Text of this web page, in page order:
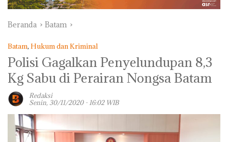
Beranda Batam
Batam, Hukum dan Kriminal
Polisi Gagalkan Penyelundupan 8,3
Kg Sabu di Perairan Nongsa Batam
Redaksi
Senin, 30/11/2020 - 16:02 WIB